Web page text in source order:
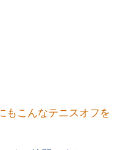
もこんなテニスオフを